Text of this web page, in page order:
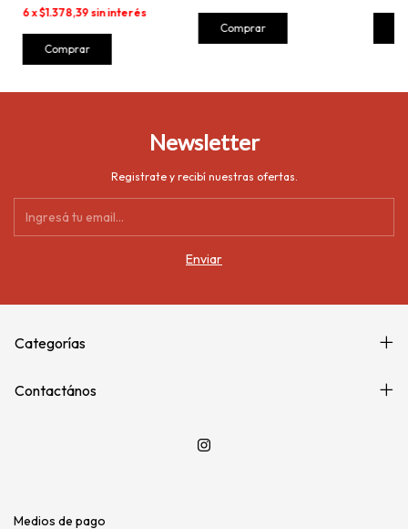
6x$1.378,39 sin interés
Comprar
Newsletter
Registrate y recibí nuestras ofertas.
Categorías
Contactános
Medios de pago